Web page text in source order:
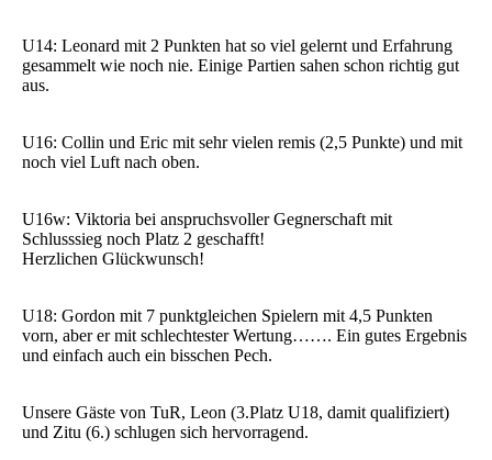
U14: Leonard mit 2 Punkten hat so viel gelernt und Erfahrung
gesammelt wie noch nie. Einige Partien sahen schon richtig gut
aus.
U16: Collin und Eric mit sehr vielen remis (2,5 Punkte) und mit
noch viel Luft nach oben.
U16w: Viktoria bei anspruchsvoller Gegnerschaft mit
Schlusssieg noch Platz 2 geschafft!
Herzlichen Glückwunsch!
U18: Gordon mit 7 punktgleichen Spielern mit 4,5 Punkten
vorn, aber er mit schlechtester Wertung……. Ein gutes Ergebnis
und einfach auch ein bisschen Pech.
Unsere Gäste von TuR, Leon (3.Platz U18, damit qualifiziert)
und Zitu (6.) schlugen sich hervorragend.